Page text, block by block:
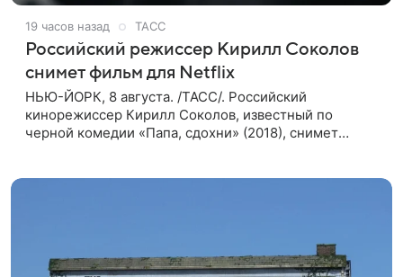
19 часов назад ТАСС
Российский режиссер Кирилл Соколов
снимет фильм для Netflix
НЬЮ-ЙОРК, 8 августа. /ТАСС/. Российский
кинорежиссер Кирилл Соколов, известный по
черной комедии «Папа, сдохни» (2018), снимет